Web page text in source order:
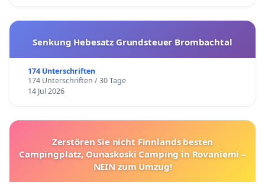
Senkung Hebesatz Grundsteuer Brombachtal
174 Unterschriften
174 Unterschriften / 30 Tage
14 Jul 2026
Zerstören Sie nicht Finnlands besten
Campingplatz, Ounaskoski Camping in Rovaniemi –
NEIN zum Umzug!